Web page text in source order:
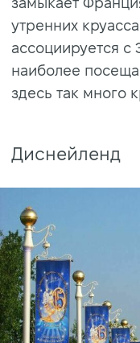
утренних
ассоциируется
наиболее
здесь так много
Диснейленд